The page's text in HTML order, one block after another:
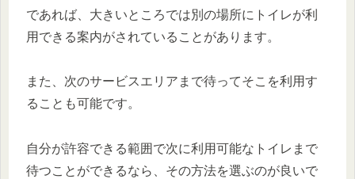
であれば、大きいところでは別の場所にトイレが利
用できる案内がされていることがあります。
また、次のサービスエリアまで待ってそこを利用す
ることも可能です。
自分が許容できる範囲で次に利用可能なトイレまで
待つことができるなら、その方法を選ぶのが良いで